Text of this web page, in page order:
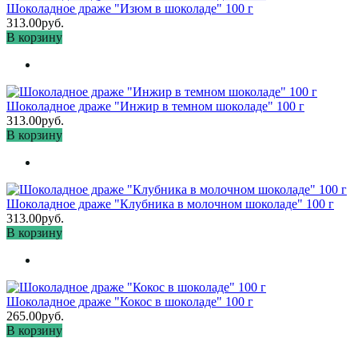
Шоколадное драже "Изюм в шоколаде" 100 г
313.00руб.
В корзину
Шоколадное драже "Инжир в темном шоколаде" 100 г
313.00руб.
В корзину
Шоколадное драже "Клубника в молочном шоколаде" 100 г
313.00руб.
В корзину
Шоколадное драже "Кокос в шоколаде" 100 г
265.00руб.
В корзину